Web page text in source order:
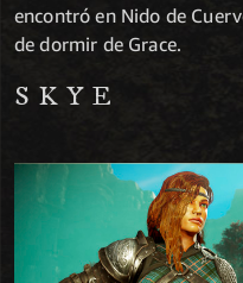
encontró en Nido de
de dormir de Grace.
SKYE